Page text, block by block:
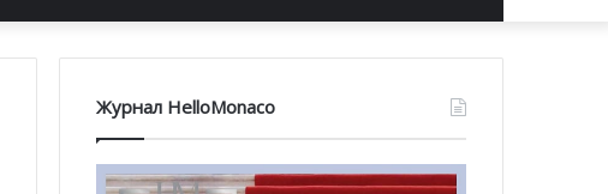
корзину
Журнал HelloMonaco